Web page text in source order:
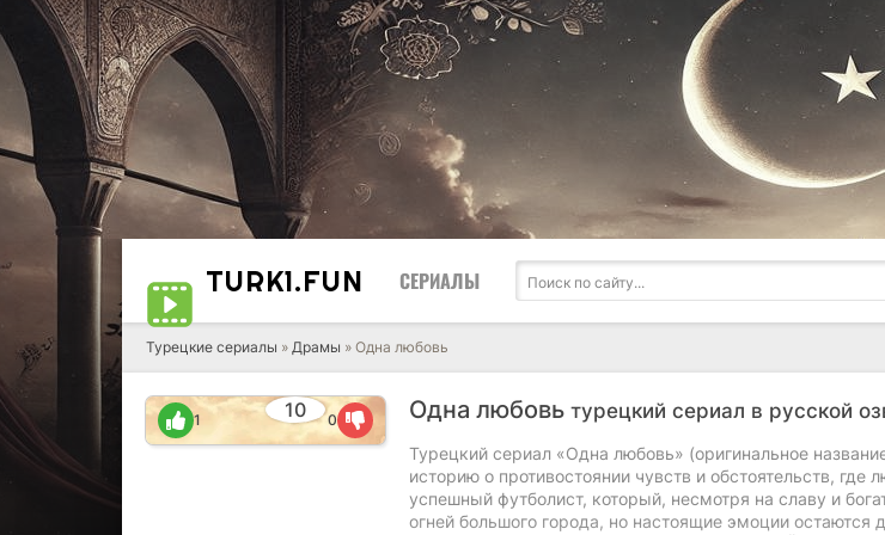
TURK1.FUN СЕРИАЛЫ
Турецкие сериалы » Драмы » Одна любовь
Одна любовь турецкий сериал в русской
10
1 0
Турецкий сериал «Одна любовь» (оригинальное
историю о противостоянии чувств и обстоятельств,
успешный футболист, который, несмотря на славу и
огней большого города, но настоящие эмоции